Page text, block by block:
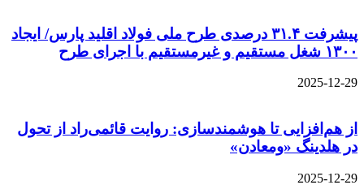
پیشرفت ۳۱.۴ درصدی طرح ملی فولاد اقلید پارس/ ایجاد
۱۳۰۰ شغل مستقیم و غیرمستقیم با اجرای طرح
2025-12-29
از هم‌افزایی تا هوشمندسازی: روایت قائمی‌راد از تحول
در هلدینگ «ومعادن»
2025-12-29